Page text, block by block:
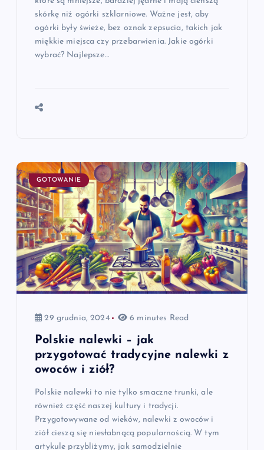
skórkę niż ogórki szklarniowe. Ważne jest, aby
ogórki były świeże, bez oznak zepsucia, takich jak
miękkie miejsca czy przebarwienia. Jakie ogórki
wybrać? Najlepsze…
GOTOWANIE
29 grudnia, 2024 6 minutes Read
Polskie nalewki – jak
przygotować tradycyjne nalewki z
owoców i ziół?
Polskie nalewki to nie tylko smaczne trunki, ale
również część naszej kultury i tradycji.
Przygotowywane od wieków, nalewki z owoców i
ziół cieszą się niesłabnącą popularnością. W tym
artykule przybliżymy, jak samodzielnie